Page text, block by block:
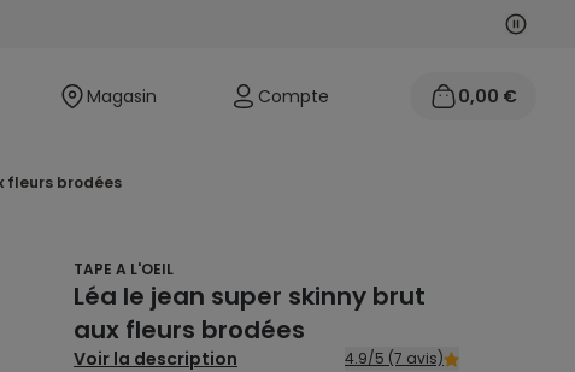
Magasin Compte 0,00 €
fleurs brodées
TAPE A L'OEIL
Léa le jean super skinny brut
aux fleurs brodées
Voir la description 4.9/5 (7 avis)